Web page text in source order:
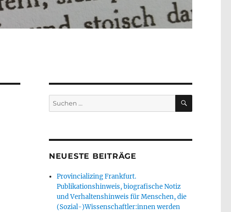
Suche
nach:
SUCHEN
NEUESTE BEITRÄGE
Provincializing Frankfurt.
Publikationshinweis, biografische Notiz
und Verhaltenshinweis für Menschen, die
(Sozial-)Wissenschaftler:innen werden